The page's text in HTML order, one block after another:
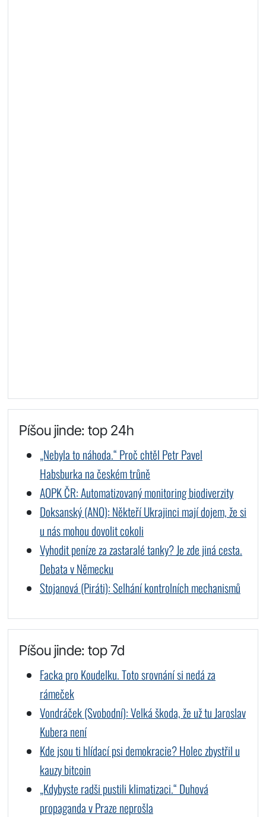
Píšou jinde: top 24h
„Nebyla to náhoda.“ Proč chtěl Petr Pavel
Habsburka na českém trůně
AOPK ČR: Automatizovaný monitoring biodiverzity
Doksanský (ANO): Někteří Ukrajinci mají dojem, že si
u nás mohou dovolit cokoli
Vyhodit peníze za zastaralé tanky? Je zde jiná cesta.
Debata v Německu
Stojanová (Piráti): Selhání kontrolních mechanismů
Píšou jinde: top 7d
Facka pro Koudelku. Toto srovnání si nedá za
rámeček
Vondráček (Svobodní): Velká škoda, že už tu Jaroslav
Kubera není
Kde jsou ti hlídací psi demokracie? Holec zbystřil u
kauzy bitcoin
„Kdybyste radši pustili klimatizaci.“ Duhová
propaganda v Praze neprošla